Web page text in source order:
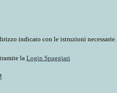
indicato con le istruzioni necessarie.
la Login Spaggiari